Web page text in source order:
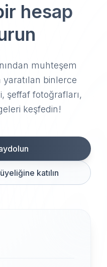
hesap
muhteşem
yaratılan binlerce
şeffaf fotoğrafları,
keşfedin!
katılın